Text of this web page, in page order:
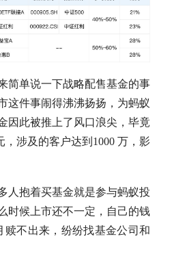
简单说一下战略配售基金的事
这件事闹得沸沸扬扬，为蚂蚁
因此被推上了风口浪尖，毕竟
，涉及的客户达到1000 万，影
人抱着买基金就是参与蚂蚁投
时候上市还不一定，自己的钱
赎不出来，纷纷找基金公司和